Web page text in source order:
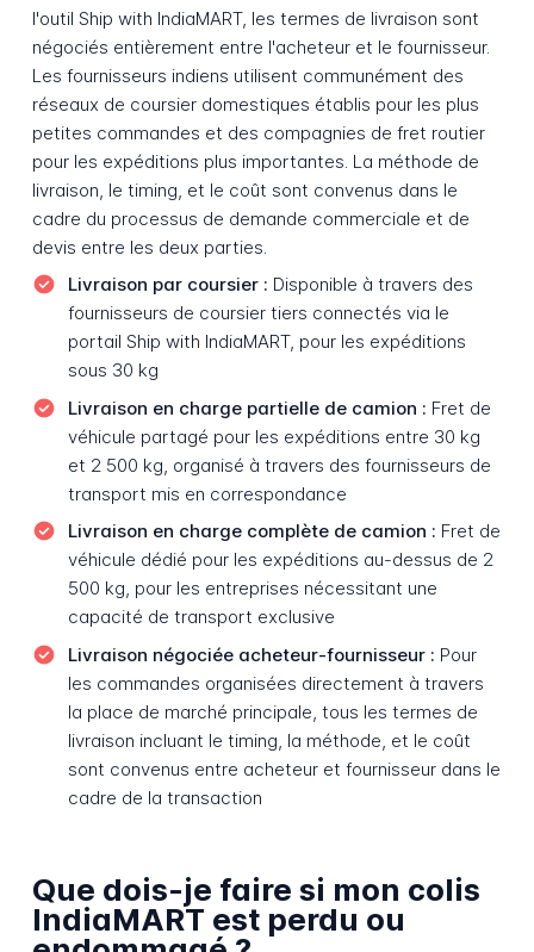
l'outil Ship with IndiaMART, les termes de livraison sont
négociés entièrement entre l'acheteur et le fournisseur.
Les fournisseurs indiens utilisent communément des
réseaux de coursier domestiques établis pour les plus
petites commandes et des compagnies de fret routier
pour les expéditions plus importantes. La méthode de
livraison, le timing, et le coût sont convenus dans le
cadre du processus de demande commerciale et de
devis entre les deux parties.
Livraison par coursier : Disponible à travers des
fournisseurs de coursier tiers connectés via le
portail Ship with IndiaMART, pour les expéditions
sous 30 kg
Livraison en charge partielle de camion : Fret de
véhicule partagé pour les expéditions entre 30 kg
et 2 500 kg, organisé à travers des fournisseurs de
transport mis en correspondance
Livraison en charge complète de camion : Fret de
véhicule dédié pour les expéditions au-dessus de 2
500 kg, pour les entreprises nécessitant une
capacité de transport exclusive
Livraison négociée acheteur-fournisseur : Pour
les commandes organisées directement à travers
la place de marché principale, tous les termes de
livraison incluant le timing, la méthode, et le coût
sont convenus entre acheteur et fournisseur dans le
cadre de la transaction
Que dois-je faire si mon colis
IndiaMART est perdu ou